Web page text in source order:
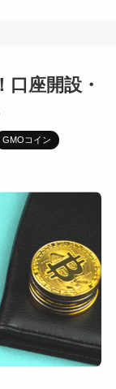
座開設・
GMOコイン